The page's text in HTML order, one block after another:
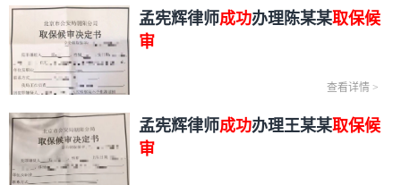
孟宪辉律师成功办理陈某某取保候
审
查看详情 >
孟宪辉律师成功办理王某某取保候
审